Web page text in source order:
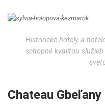
Historické hotely a
schopné kvalitou
Chateau Gbeľany